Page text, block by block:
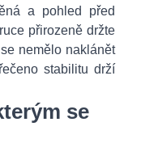
a pohled před
přirozeně držte
nemělo naklánět
stabilitu drží
se